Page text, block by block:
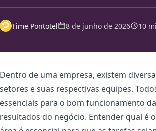
Time Pontotel 8 de junho de 2026 10
Dentro de uma empresa, existem
setores e suas respectivas equipes.
essenciais para o bom funcionamento
resultados do negócio. Entender qual é